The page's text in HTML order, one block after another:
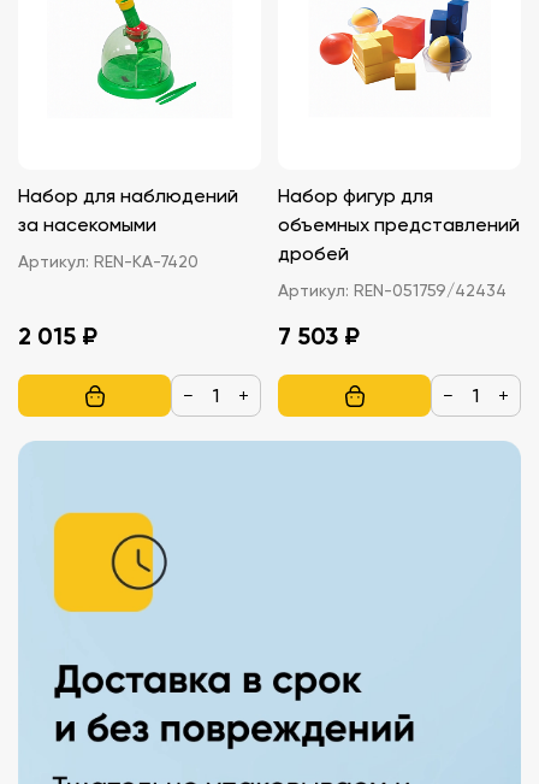
Набор для наблюдений
за насекомыми
Артикул: REN-KA-7420
2 015 ₽
− +
Набор фигур для
объемных представлений
дробей
Артикул: REN-051759/42434
7 503 ₽
− +